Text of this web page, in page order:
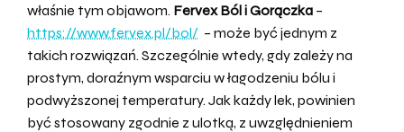
właśnie tym objawom. Fervex Ból i Gorączka –
https://www.fervex.pl/bol/ – może być jednym z
takich rozwiązań. Szczególnie wtedy, gdy zależy na
prostym, doraźnym wsparciu w łagodzeniu bólu i
podwyższonej temperatury. Jak każdy lek, powinien
być stosowany zgodnie z ulotką, z uwzględnieniem